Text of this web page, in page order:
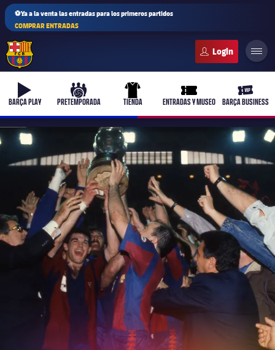
⚽Ya a la venta las entradas para los primeros partidos
COMPRAR ENTRADAS
b-play
BARÇA PLAY
culers-ball
PRETEMPORADA
uniform
TIENDA
ticket-full
ENTRADAS Y MUSEO
ticket-
BARÇA BUSINESS
plusicon
Junta Directiva
plusicon
más